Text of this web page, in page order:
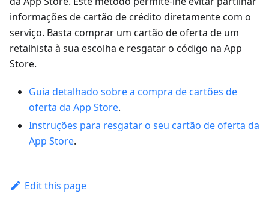
informações de cartão de crédito diretamente com o
serviço. Basta comprar um cartão de oferta de um
retalhista à sua escolha e resgatar o código na App
Store.
Guia detalhado sobre a compra de cartões de
oferta da App Store.
Instruções para resgatar o seu cartão de oferta da
App Store.
Edit this page